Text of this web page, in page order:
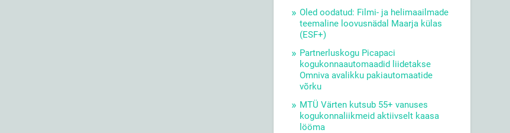
Oled oodatud: Filmi- ja helimaailmade
teemaline loovusnädal Maarja külas
(ESF+)
Partnerluskogu Picapaci
kogukonnaautomaadid liidetakse
Omniva avalikku pakiautomaatide
võrku
MTÜ Värten kutsub 55+ vanuses
kogukonnaliikmeid aktiivselt kaasa
lööma